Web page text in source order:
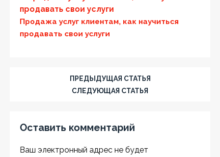
Продажа услуг клиентам, как научиться
продавать свои услуги
ПРЕДЫДУЩАЯ СТАТЬЯ
СЛЕДУЮЩАЯ СТАТЬЯ
Оставить комментарий
Ваш электронный адрес не будет